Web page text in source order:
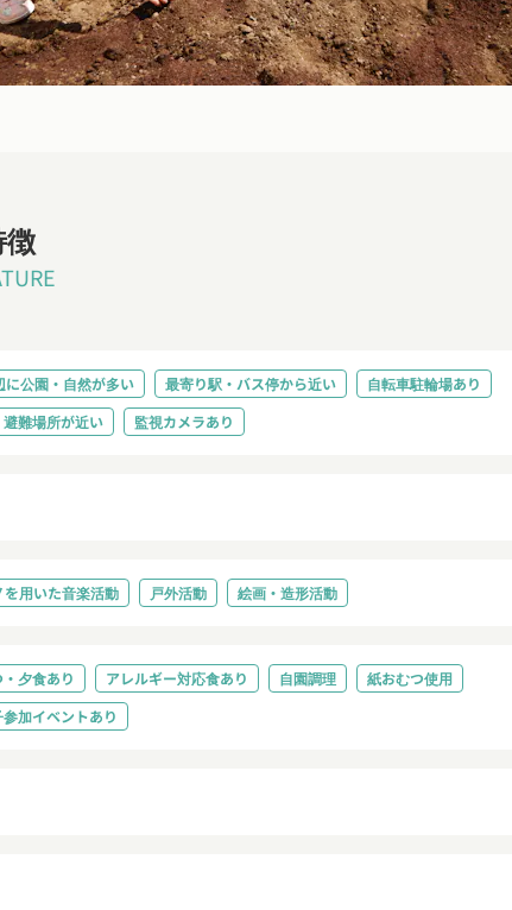
に公園・自然が多い 最寄り駅・バス停から近い
自転車駐輪場あり
避難場所が近い 監視カメラあり
を用いた音楽活動 戸外活動 絵画・造形活動
夕食あり アレルギー対応食あり 自園調理
紙おむつ使用
加イベントあり